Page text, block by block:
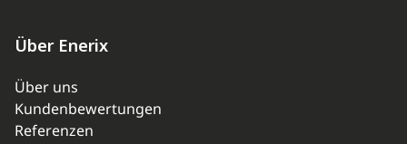
Über Enerix
Über uns
Kundenbewertungen
Referenzen